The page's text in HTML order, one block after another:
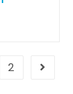
2